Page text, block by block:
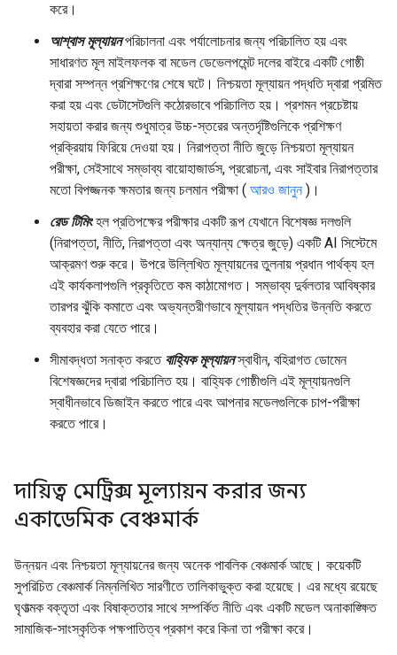
করে।
আশ্বাস মূল্যায়নপরিচালনা এবং পর্যালোচনার জন্য পরিচালিত হয় এবং
সাধারণত মূল মাইলফলক বা মডেল ডেভেলপমেন্ট দলের বাইরে একটি গোষ্ঠী
দ্বারা সম্পন্ন প্রশিক্ষণের শেষে ঘটে। নিশ্চয়তা মূল্যায়ন পদ্ধতি দ্বারা প্রমিত
করা হয় এবং ডেটাসেটগুলি কঠোরভাবে পরিচালিত হয়। প্রশমন প্রচেষ্টায়
সহায়তা করার জন্য শুধুমাত্র উচ্চ-স্তরের অন্তর্দৃষ্টিগুলিকে প্রশিক্ষণ
প্রক্রিয়ায় ফিরিয়ে দেওয়া হয়। নিরাপত্তা নীতি জুড়ে নিশ্চয়তা মূল্যায়ন
পরীক্ষা, সেইসাথে সম্ভাব্য বায়োহাজার্ডস, প্ররোচনা, এবং সাইবার নিরাপত্তার
মতো বিপজ্জনক ক্ষমতার জন্য চলমান পরীক্ষা ( আরও জানুন)।
রেড টিমিংহল প্রতিপক্ষের পরীক্ষার একটি রূপ যেখানে বিশেষজ্ঞ দলগুলি
(নিরাপত্তা, নীতি, নিরাপত্তা এবং অন্যান্য ক্ষেত্র জুড়ে) একটি AI সিস্টেমে
আক্রমণ শুরু করে। উপরে উল্লিখিত মূল্যায়নের তুলনায় প্রধান পার্থক্য হল
এই কার্যকলাপগুলি প্রকৃতিতে কম কাঠামোগত। সম্ভাব্য দুর্বলতার আবিষ্কার
তারপর ঝুঁকি কমাতে এবং অভ্যন্তরীণভাবে মূল্যায়ন পদ্ধতির উন্নতি করতে
ব্যবহার করা যেতে পারে।
সীমাবদ্ধতা সনাক্ত করতে বাহ্যিক মূল্যায়নস্বাধীন, বহিরাগত ডোমেন
বিশেষজ্ঞদের দ্বারা পরিচালিত হয়। বাহ্যিক গোষ্ঠীগুলি এই মূল্যায়নগুলি
স্বাধীনভাবে ডিজাইন করতে পারে এবং আপনার মডেলগুলিকে চাপ-পরীক্ষা
করতে পারে।
দায়িত্ব মেট্রিক্স মূল্যায়ন করার জন্য
একাডেমিক বেঞ্চমার্ক
উন্নয়ন এবং নিশ্চয়তা মূল্যায়নের জন্য অনেক পাবলিক বেঞ্চমার্ক আছে। কয়েকটি
সুপরিচিত বেঞ্চমার্ক নিম্নলিখিত সারণীতে তালিকাভুক্ত করা হয়েছে। এর মধ্যে রয়েছে
ঘৃণাত্মক বক্তৃতা এবং বিষাক্ততার সাথে সম্পর্কিত নীতি এবং একটি মডেল অনাকাঙ্ক্ষিত
সামাজিক-সাংস্কৃতিক পক্ষপাতিত্ব প্রকাশ করে কিনা তা পরীক্ষা করে।